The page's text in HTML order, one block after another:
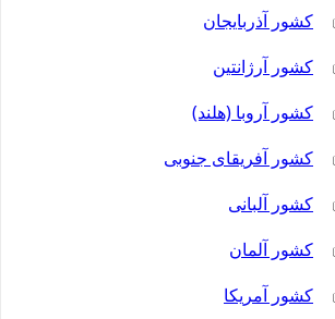
کشور آذربایجان
کشور آرژانتین
کشور آروبا (هلند)
کشور آفریقای جنوبی
کشور آلبانی
کشور آلمان
کشور آمریکا